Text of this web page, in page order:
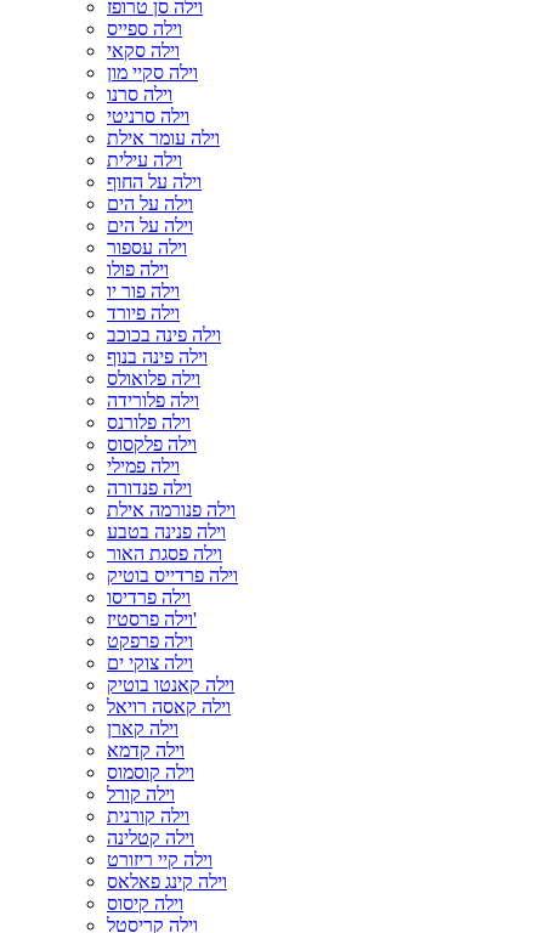
וילה סן טרופז
וילה ספייס
וילה סקאי
וילה סקיי מון
וילה סרנו
וילה סרניטי
וילה עומר אילת
וילה עילית
וילה על החוף
וילה על הים
וילה על הים
וילה עספור
וילה פולו
וילה פור יו
וילה פיורד
וילה פינה בכוכב
וילה פינה בנוף
וילה פלואולס
וילה פלורידה
וילה פלורנס
וילה פלקסוס
וילה פמילי
וילה פנדורה
וילה פנורמה אילת
וילה פנינה בטבע
וילה פסגת האור
וילה פרדייס בוטיק
וילה פרדיסו
וילה פרסטיז'
וילה פרפקט
וילה צוקי ים
וילה קאנטו בוטיק
וילה קאסה רויאל
וילה קארן
וילה קדמא
וילה קוסמוס
וילה קורל
וילה קורנית
וילה קטלינה
וילה קיי ריזורט
וילה קינג פאלאס
וילה קיסוס
וילה קריסטל